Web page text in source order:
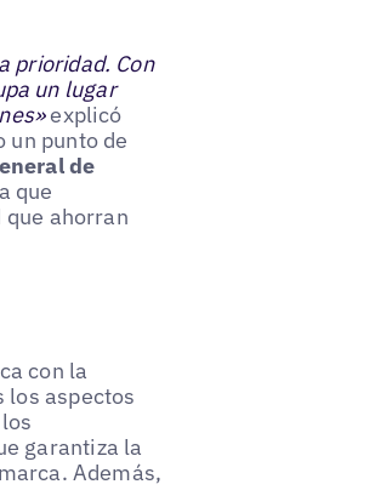
prioridad. Con
un lugar
explicó
un punto de
de
que
ahorran
con la
aspectos
garantiza la
Además,